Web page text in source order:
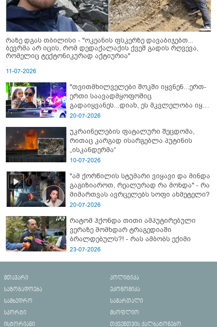
რაზე დგას თბილისი - "ოკეანის ფსკერზე დავაბიჯებთ...
ბევრმა არ იცის, რომ დედაქალაქის ქვეშ გადის რღვევა,
რომელიც ტექტონიკურად აქტიურია"
11-07-2026
"თვითმხილველები შოკში იყვნენ...ერთ-
ერთი საავადმყოფოშიც
გადაიყვანეს...დიახ, ეს მკვლელობა იყო"
- გორში დატრიალებული ტრაგედიის
20-07-2026
უკრაინელების ფატალური შეცდომა,
რითაც კარგად ისარგებლა პუტინის
„ისკანდერმა“
10-07-2026
"ამ ქორწილის სტუმარი ვიყავი და მინდა
გაგიზიაროთ, რეალურად რა მოხდა" - რა
მიმართვას ავრცელებს სოფი ახმეტელი?
20-07-2026
რატომ ჰქონდა თითი ამპუტირებული
ვერაზე მომხდარ ტრაგედიაში
ბრალდებულს?! - რას ამბობს ექიმი
23-07-2026
მთავარი
პოლიტიკა
საზოგადოება
ეკონომიკა
სამხედრო
სამართალი
სპორტი
მსოფლიო
ისტორიანი
თქვენთვის ქალბატონებო